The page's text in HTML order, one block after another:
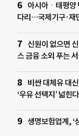
아시아ㆍ태평양
다리…국제기구·재
신원이 없으면
스 금융 소외 푸는
비싼 대체유 대
‘우유 선택지’ 넓힌다
생명보험업계, ‘